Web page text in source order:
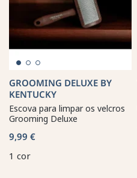
GROOMING DELUXE BY
KENTUCKY
Escova para limpar os velcros
Grooming Deluxe
9,99 €
1 cor